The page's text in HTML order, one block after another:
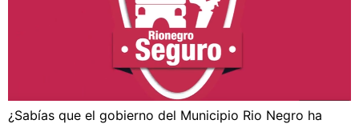
¿Sabías que el gobierno del Municipio Rio Negro ha